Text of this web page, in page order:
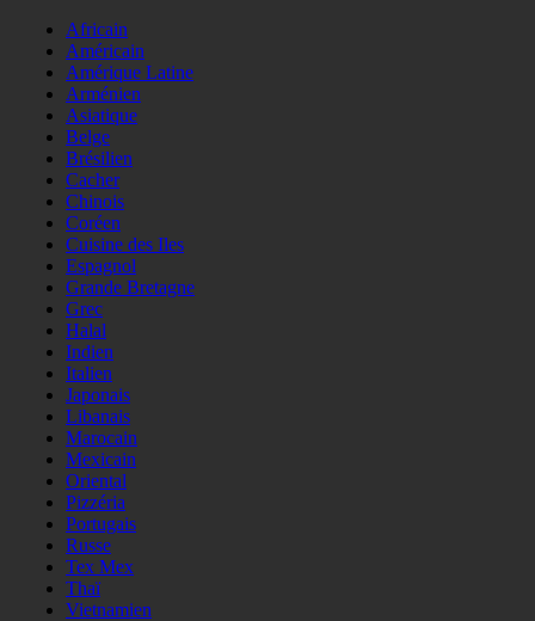
Africain
Américain
Amérique Latine
Arménien
Asiatique
Belge
Brésilien
Cacher
Chinois
Coréen
Cuisine des Iles
Espagnol
Grande Bretagne
Grec
Halal
Indien
Italien
Japonais
Libanais
Marocain
Mexicain
Oriental
Pizzéria
Portugais
Russe
Tex Mex
Thaï
Vietnamien